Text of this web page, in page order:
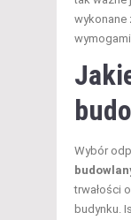
wykonane
Wybór
trwałości
budynku.